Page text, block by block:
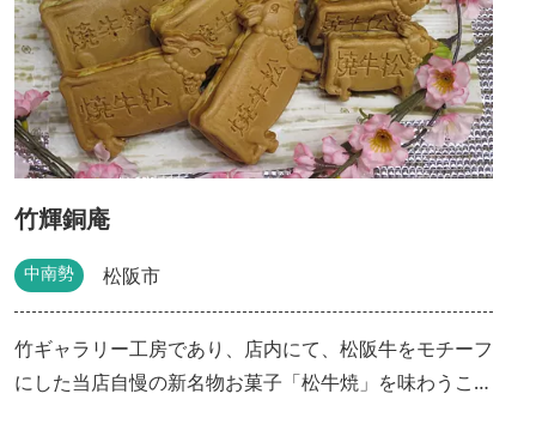
竹輝銅庵
中南勢 松阪市
竹ギャラリー工房であり、店内にて、松阪牛をモチーフ
にした当店自慢の新名物お菓子「松牛焼」を味わうこと